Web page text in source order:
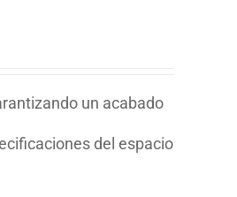
un acabado
del espacio